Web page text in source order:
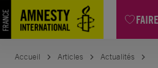
Aller
au
contenu
Accueil Articles
Actualités